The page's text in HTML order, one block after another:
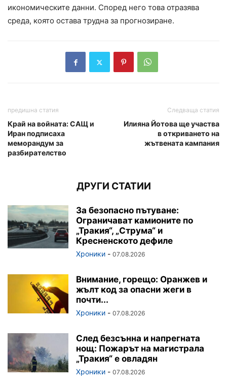
икономическите данни. Според него това отразява
среда, която остава трудна за прогнозиране.
предишна статия
Край на войната: САЩ и
Иран подписаха
меморандум за
разбирателство
Следваща статия
Илияна Йотова ще участва
в откриването на
жътвената кампания
ДРУГИ СТАТИИ
За безопасно пътуване:
Ограничават камионите по
„Тракия“, „Струма“ и
Кресненското дефиле
Хроники - 07.08.2026
Внимание, горещо: Оранжев и
жълт код за опасни жеги в
почти...
Хроники - 07.08.2026
След безсънна и напрегната
нощ: Пожарът на магистрала
„Тракия“ е овладян
Хроники - 07.08.2026